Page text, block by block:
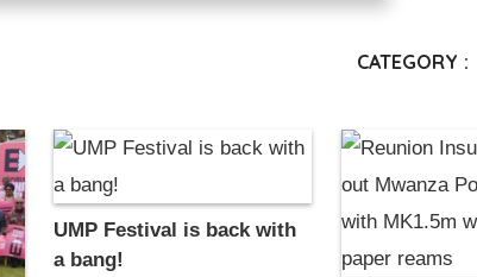
CATEGORY :
UMP Festival is back with
a bang!